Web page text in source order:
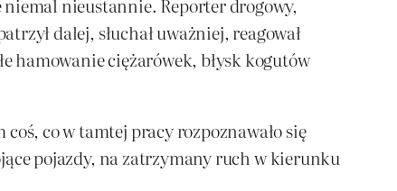
dalej, słuchał uważniej, reagował
hamowanie ciężarówek, błysk kogutów
co w tamtej pracy rozpoznawało się
pojazdy, na zatrzymany ruch w kierunku